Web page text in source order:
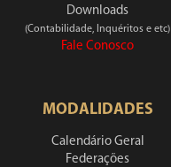
Downloads
(Contabilidade, Inquéritos e etc)
Fale Conosco
MODALIDADES
Calendário Geral
Federações